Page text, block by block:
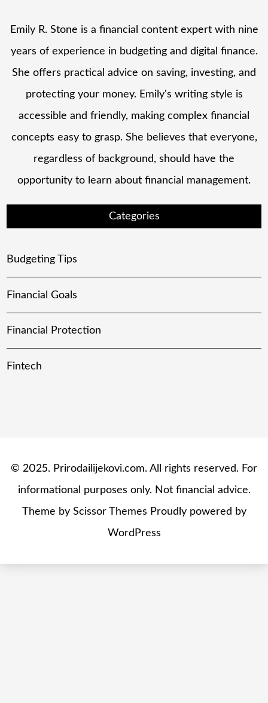
Emily R. Stone is a financial content expert with nine
years of experience in budgeting and digital finance.
She offers practical advice on saving, investing, and
protecting your money. Emily's writing style is
accessible and friendly, making complex financial
concepts easy to grasp. She believes that everyone,
regardless of background, should have the
opportunity to learn about financial management.
Categories
Budgeting Tips
Financial Goals
Financial Protection
Fintech
© 2025. Prirodailijekovi.com. All rights reserved. For
informational purposes only. Not financial advice.
Theme by Scissor Themes Proudly powered by
WordPress